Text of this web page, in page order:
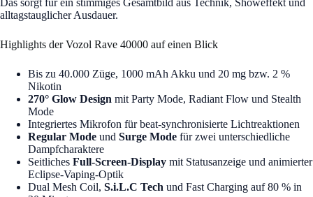
Das sorgt für ein stimmiges Gesamtbild aus Technik, Showeffekt und
alltagstauglicher Ausdauer.
Highlights der Vozol Rave 40000 auf einen Blick
Bis zu 40.000 Züge, 1000 mAh Akku und 20 mg bzw. 2 %
Nikotin
270° Glow Design mit Party Mode, Radiant Flow und Stealth
Mode
Integriertes Mikrofon für beat-synchronisierte Lichtreaktionen
Regular Mode und Surge Mode für zwei unterschiedliche
Dampfcharaktere
Seitliches Full-Screen-Display mit Statusanzeige und animierter
Eclipse-Vaping-Optik
Dual Mesh Coil, S.i.L.C Tech und Fast Charging auf 80 % in